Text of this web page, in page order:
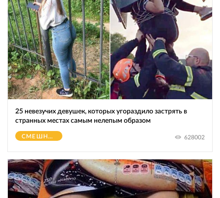
25 невезучих девушек, которых угораздило застрять в
странных местах самым нелепым образом
СМЕШНОЕ 628002